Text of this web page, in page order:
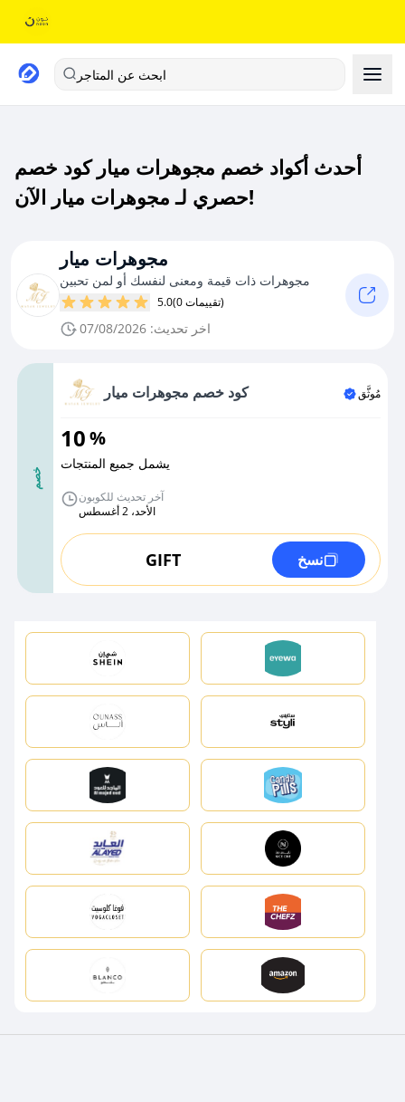
ابحث عن المتاجر
أحدث أكواد خصم مجوهرات ميار كود خصم
حصري لـ مجوهرات ميار الآن!
مجوهرات ميار
مجوهرات ذات قيمة ومعنى لنفسك أو لمن تحبين
5.0 (0 تقييمات)
اخر تحديث: 07/08/2026
خصم
كود خصم مجوهرات ميار مُوثَّق
10%
يشمل جميع المنتجات
آخر تحديث للكوبون
الأحد، 2 أغسطس
GIFT نسخ